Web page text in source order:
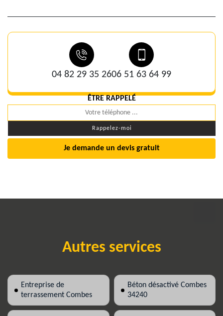
04 82 29 35 2606 51 63 64 99
ÊTRE RAPPELÉ
Je demande un devis gratuit
Autres services
Entreprise de
terrassement Combes
Béton désactivé Combes
34240